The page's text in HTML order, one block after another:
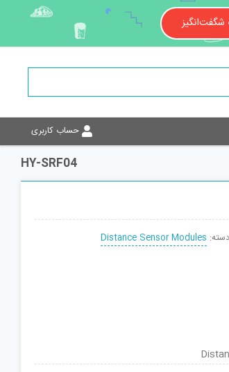
حساب کاربری
HY-SRF04
دسته: Distance Sensor Modules